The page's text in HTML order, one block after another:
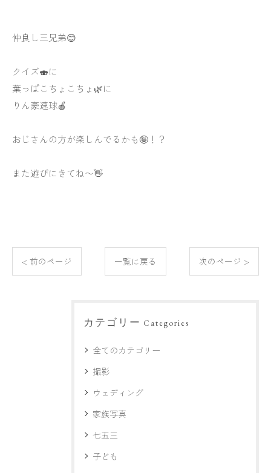
仲良し三兄弟😊
クイズ🍣に
葉っぱこちょこちょ🌿に
りん豪速球🍎
おじさんの方が楽しんでるかも🤪！？
また遊びにきてね〜👋
< 前のページ 一覧に戻る 次のページ >
カテゴリー Categories
全てのカテゴリー
撮影
ウェディング
家族写真
七五三
子ども